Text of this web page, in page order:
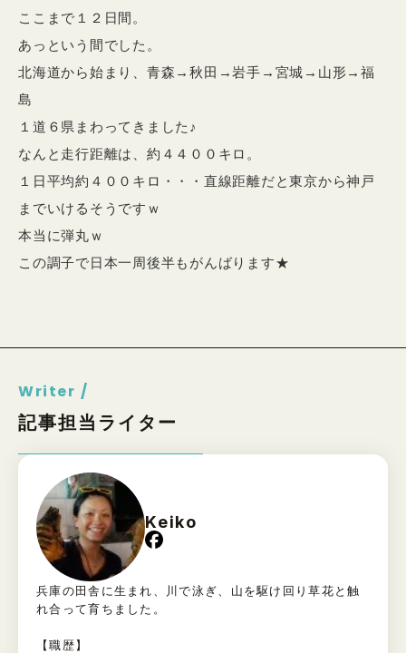
ここまで１２日間。
あっという間でした。
北海道から始まり、青森→秋田→岩手→宮城→山形→福
島
１道６県まわってきました♪
なんと走行距離は、約４４００キロ。
１日平均約４００キロ・・・直線距離だと東京から神戸
までいけるそうですｗ
本当に弾丸ｗ
この調子で日本一周後半もがんばります★
Writer /
記事担当ライター
Keiko
兵庫の田舎に生まれ、川で泳ぎ、山を駆け回り草花と触
れ合って育ちました。
【職歴】